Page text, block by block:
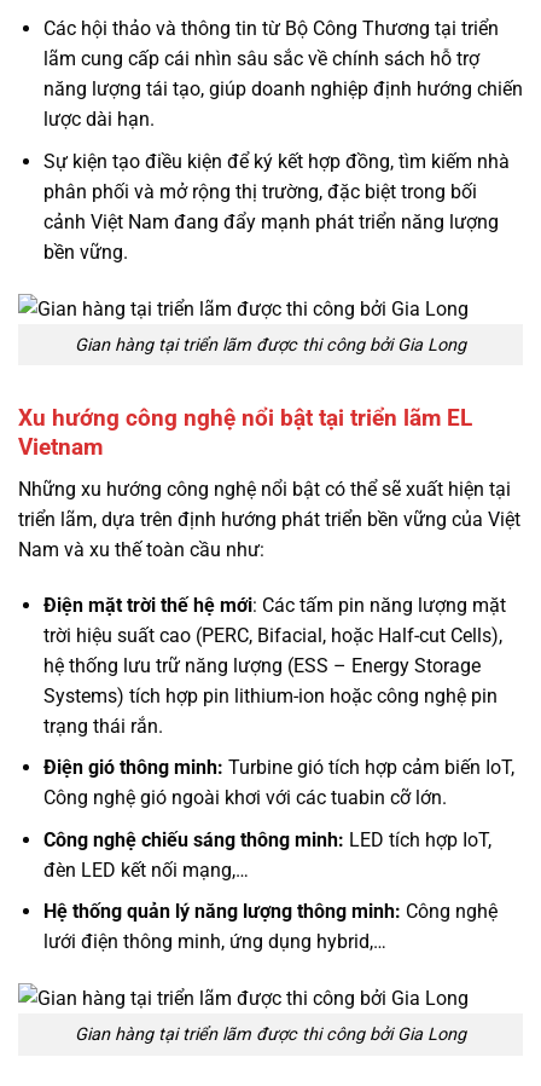
Các hội thảo và thông tin từ Bộ Công Thương tại triển
lãm cung cấp cái nhìn sâu sắc về chính sách hỗ trợ
năng lượng tái tạo, giúp doanh nghiệp định hướng chiến
lược dài hạn.
Sự kiện tạo điều kiện để ký kết hợp đồng, tìm kiếm nhà
phân phối và mở rộng thị trường, đặc biệt trong bối
cảnh Việt Nam đang đẩy mạnh phát triển năng lượng
bền vững.
Gian hàng tại triển lãm được thi công bởi Gia Long
Xu hướng công nghệ nổi bật tại triển lãm EL
Vietnam
Những xu hướng công nghệ nổi bật có thể sẽ xuất hiện tại
triển lãm, dựa trên định hướng phát triển bền vững của Việt
Nam và xu thế toàn cầu như:
Điện mặt trời thế hệ mới: Các tấm pin năng lượng mặt
trời hiệu suất cao (PERC, Bifacial, hoặc Half-cut Cells),
hệ thống lưu trữ năng lượng (ESS – Energy Storage
Systems) tích hợp pin lithium-ion hoặc công nghệ pin
trạng thái rắn.
Điện gió thông minh: Turbine gió tích hợp cảm biến IoT,
Công nghệ gió ngoài khơi với các tuabin cỡ lớn.
Công nghệ chiếu sáng thông minh: LED tích hợp IoT,
đèn LED kết nối mạng,…
Hệ thống quản lý năng lượng thông minh: Công nghệ
lưới điện thông minh, ứng dụng hybrid,…
Gian hàng tại triển lãm được thi công bởi Gia Long